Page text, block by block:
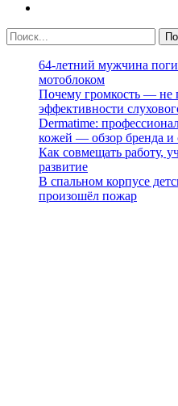
64-летний мужчина
мотоблоком
Почему громкость — не
эффективности
Dermatime:
кожей — обзор бренда и
Как совмещать работу,
развитие
В спальном корпусе
произошёл пожар